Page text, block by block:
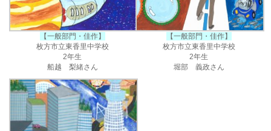
【一般部門・佳作】
枚方市立東香里中学校
2年生
船越 梨緒さん
【一般部門・佳作】
枚方市立東香里中学校
2年生
堀部 義政さん